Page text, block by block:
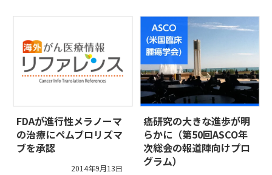
FDAが進行性メラノーマ
の治療にペムブロリズマ
ブを承認
2014年9月13日
癌研究の大きな進歩が明
らかに（第50回ASCO年
次総会の報道陣向けプロ
グラム）